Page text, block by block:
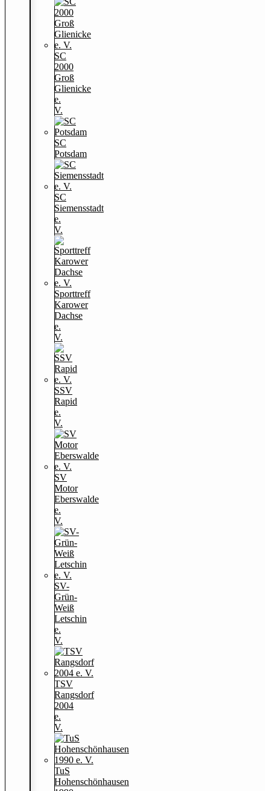
SC
2000
Groß
Glienicke
e.
V.
SC
Potsdam
SC
Siemensstadt
e.
V.
Sporttreff
Karower
Dachse
e.
V.
SSV
Rapid
e.
V.
SV
Motor
Eberswalde
e.
V.
SV-
Grün-
Weiß
Letschin
e.
V.
TSV
Rangsdorf
2004
e.
V.
TuS
Hohenschönhausen